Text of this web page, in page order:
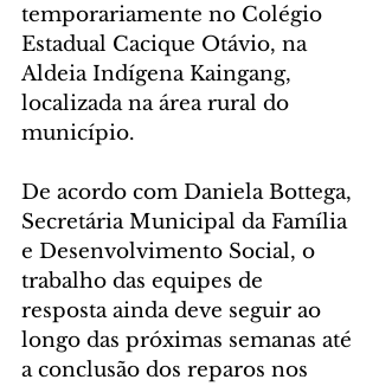
temporariamente no Colégio
Estadual Cacique Otávio, na
Aldeia Indígena Kaingang,
localizada na área rural do
município.
De acordo com Daniela Bottega,
Secretária Municipal da Família
e Desenvolvimento Social, o
trabalho das equipes de
resposta ainda deve seguir ao
longo das próximas semanas até
a conclusão dos reparos nos